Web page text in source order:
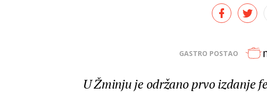
GASTRO POSTAO
U Žminju je održano prvo izdanje